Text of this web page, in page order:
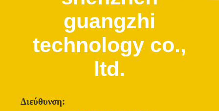
ΈΛΕΓΧΟΣ
ΕΛΆΤΕ
guangzhi
technology co.,
ltd.
Διεύθυνση: